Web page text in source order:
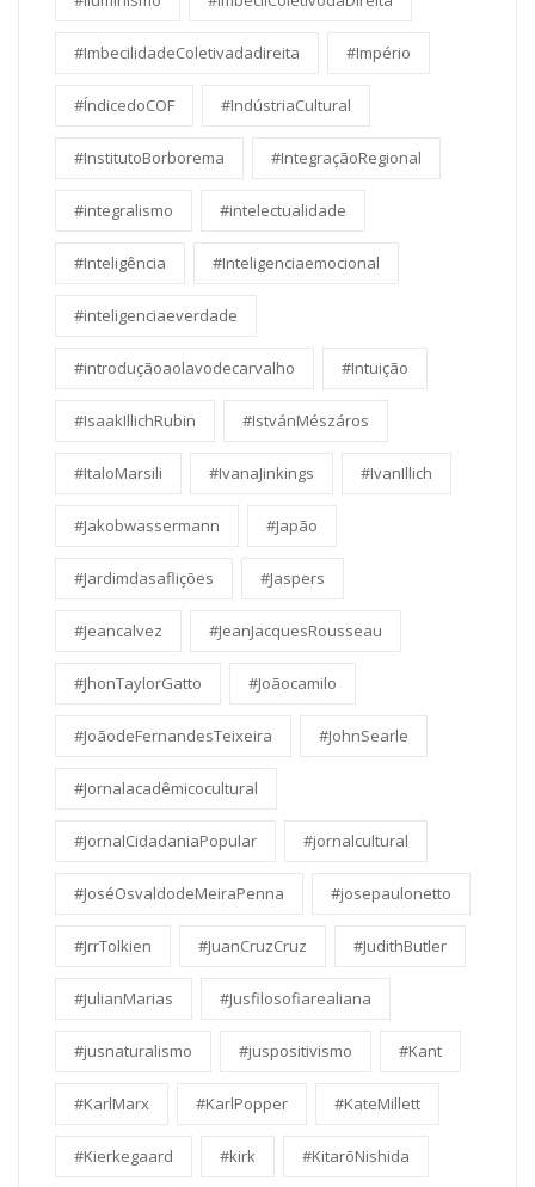
#ImbecilidadeColetivadadireita #Império
#ÍndicedoCOF #IndústriaCultural
#InstitutoBorborema #IntegraçãoRegional
#integralismo #intelectualidade
#Inteligência #Inteligenciaemocional
#inteligenciaeverdade
#introduçãoaolavodecarvalho #Intuição
#IsaakIllichRubin #IstvánMészáros
#ItaloMarsili #IvanaJinkings #IvanIllich
#Jakobwassermann #Japão
#Jardimdasaflições #Jaspers
#Jeancalvez #JeanJacquesRousseau
#JhonTaylorGatto #Joãocamilo
#JoãodeFernandesTeixeira #JohnSearle
#Jornalacadêmicocultural
#JornalCidadaniaPopular #jornalcultural
#JoséOsvaldodeMeiraPenna #josepaulonetto
#JrrTolkien #JuanCruzCruz #JudithButler
#JulianMarias #Jusfilosofiarealiana
#jusnaturalismo #juspositivismo #Kant
#KarlMarx #KarlPopper #KateMillett
#Kierkegaard #kirk #KitarōNishida